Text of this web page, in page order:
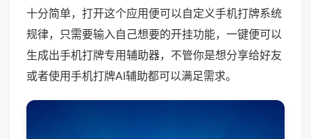
十分简单，打开这个应用便可以自定义手机打牌系统
规律，只需要输入自己想要的开挂功能，一键便可以
生成出手机打牌专用辅助器，不管你是想分享给好友
或者使用手机打牌AI辅助都可以满足需求。